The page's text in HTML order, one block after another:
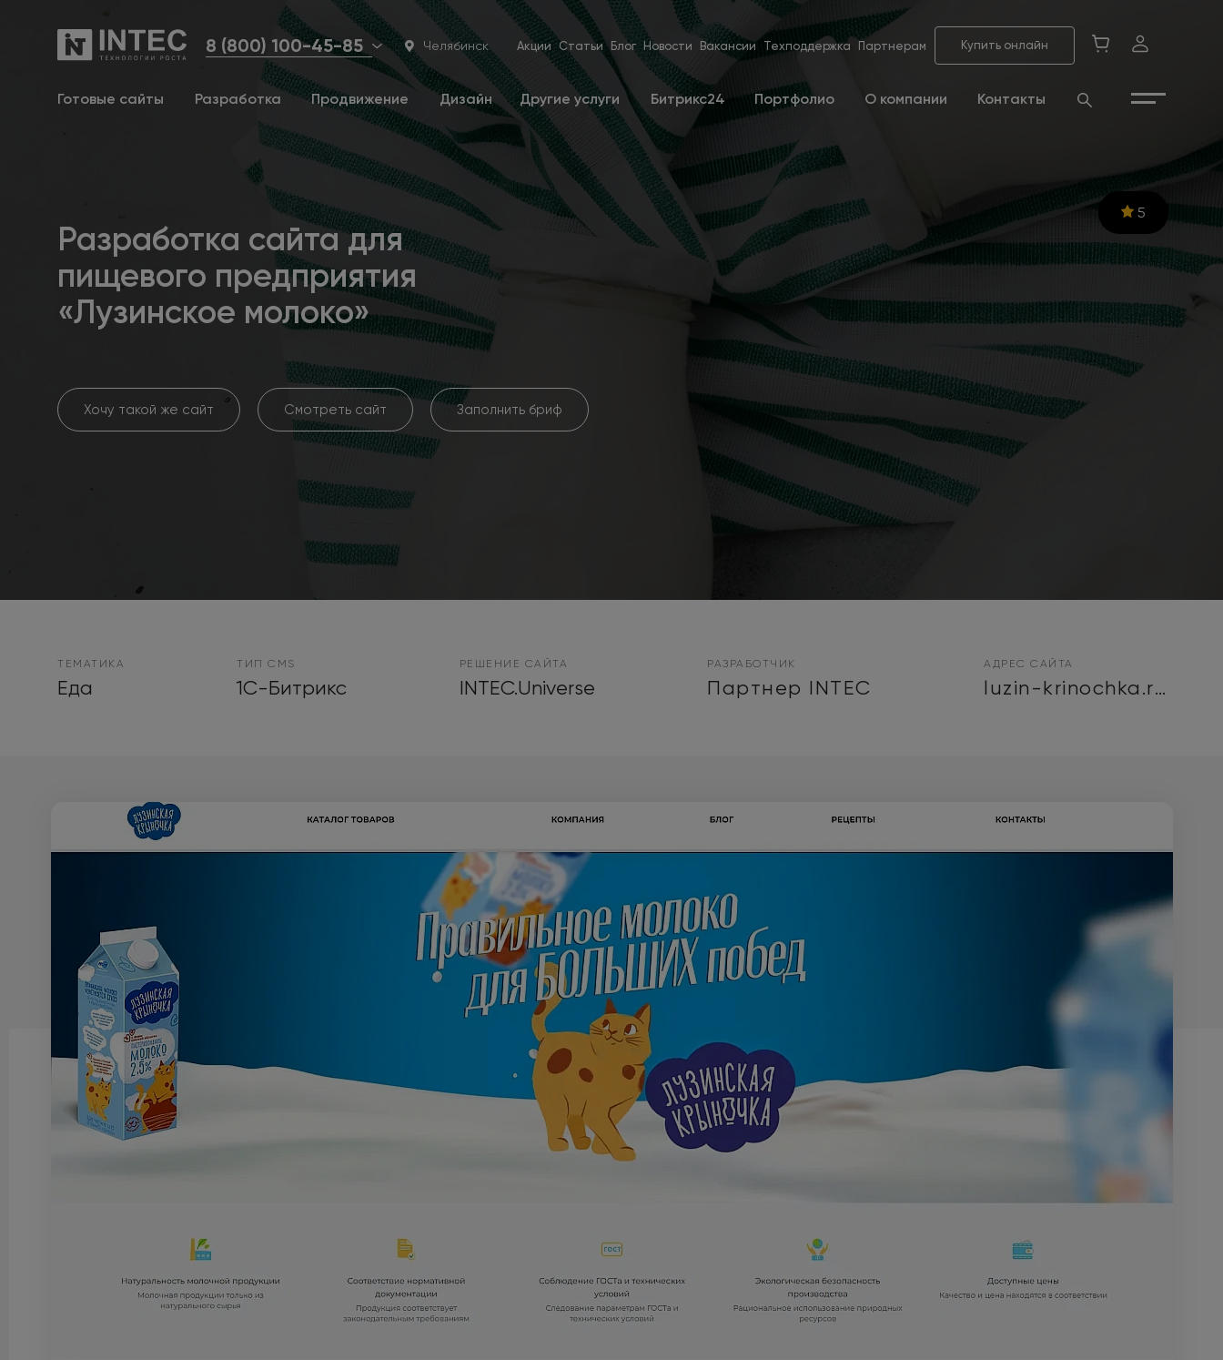
8 (800) 100-45-85 Челябинск Акции Статьи Блог Новости Вакансии Техподдержка Партнерам Купить онлайн
Готовые сайты Разработка Продвижение Дизайн Другие услуги Битрикс24 Портфолио О компании Контакты
Разработка сайта для
пищевого предприятия
«Лузинское молоко»
Хочу такой же сайт Смотреть сайт Заполнить бриф
5
ТЕМАТИКА
Еда
ТИП CMS
1С-Битрикс
РЕШЕНИЕ САЙТА
INTEC.Universe
РАЗРАБОТЧИК
Партнер INTEC
АДРЕС САЙТА
luzin-krinochka.ru